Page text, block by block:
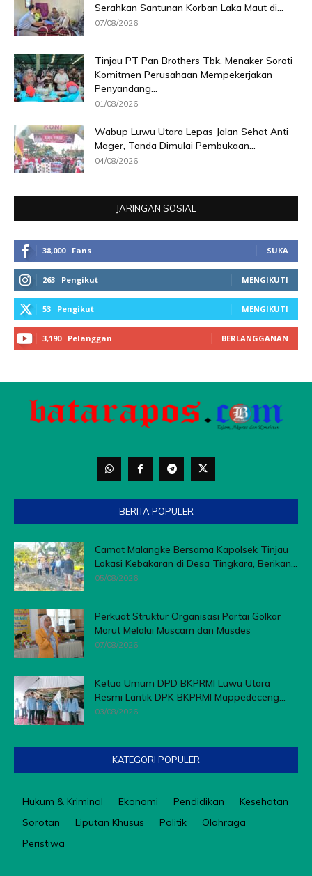
BERITA POPULER
Camat Malangke Bersama Kapolsek Tinjau
Lokasi Kebakaran di Desa Tingkara, Berikan...
05/08/2026
Perkuat Struktur Organisasi Partai Golkar
Morut Melalui Muscam dan Musdes
07/08/2026
Ketua Umum DPD BKPRMI Luwu Utara
Resmi Lantik DPK BKPRMI Mappedeceng...
03/08/2026
KATEGORI POPULER
Hukum & Kriminal Ekonomi Pendidikan
Kesehatan
Sorotan
Liputan Khusus Politik
Olahraga
Peristiwa